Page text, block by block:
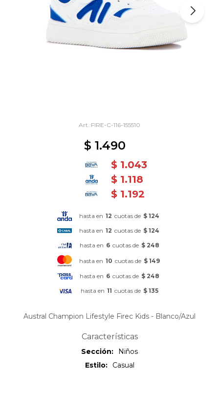
FIRE-C-116-155510
$ 1.490
$ 1.043
$ 1.118
$ 1.192
hasta en 12 cuotas de $ 124
hasta en 12 cuotas de $ 124
hasta en 6 cuotas de $ 248
hasta en 10 cuotas de $ 149
hasta en 6 cuotas de $ 248
hasta en 11 cuotas de $ 135
Austral Champion Lifestyle Firec Kids - Blanco/Azul
Características
Sección
Niños
Estilo
Casual